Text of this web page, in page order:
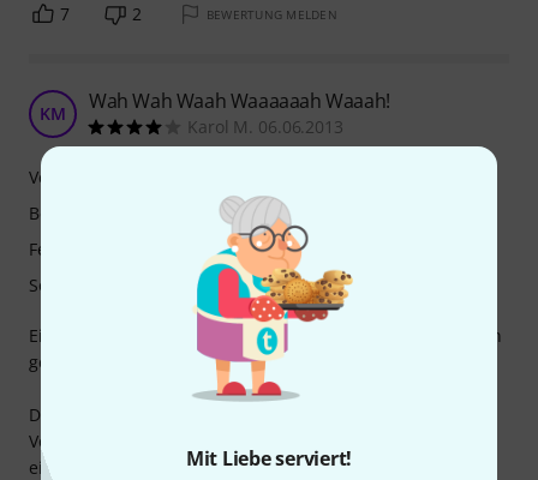
Mit Liebe serviert!
7 2 BEWERTUNG MELDEN
KM Wah Wah Waah Waaaaaah Waaah!
Karol M. 06.06.2013
Ein richtig gutes Wah-Pedal! Genau das, was ich momentan
gesucht habe.
Die Tatsache, dass dieses Pedal beim Einschalten das
Volume merkbar anhebt sowie der doch relativ
eigenständige, überschreibende Sound, haben mir
Verarbeitung
Bedienung
Features
Sound